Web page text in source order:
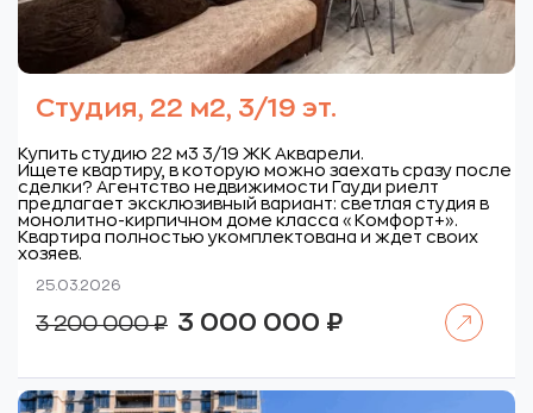
Студия, 22 м2, 3/19 эт.
Купить студию 22 м3 3/19 ЖК Акварели.
Ищете квартиру, в которую можно заехать сразу после
сделки? Агентство недвижимости Гауди риелт
предлагает эксклюзивный вариант: светлая студия в
монолитно-кирпичном доме класса «Комфорт+».
Квартира полностью укомплектована и ждет своих
хозяев.
25.03.2026
3 200 000₽
Первоначальная
цена
200
000 ₽.
3 000 000 ₽Текущая
000 ₽.